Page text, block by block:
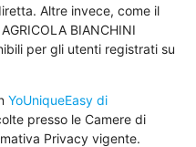
Altre invece, come il
BIANCHINI
per gli utenti registrati su
YoUniqueEasy di
presso le Camere di
Privacy vigente.